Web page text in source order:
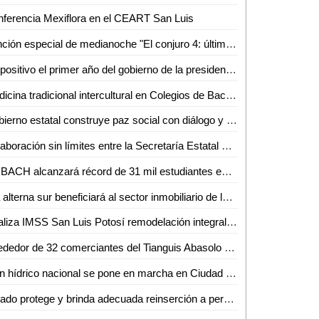
Mexiflora en el CEART San Luis
Función especial de medianoche "El conjuro 4: últimos ritos" en cineteca Alameda
Es positivo el primer año del gobierno de la presidenta Claudia Sheinbaum Pardo: hay estabilidad económica
Medicina tradicional intercultural en Colegios de Bachilleres
Gobierno estatal construye paz social con diálogo y participación ciudadana
Colaboración sin límites entre la Secretaría Estatal de Seguridad y la ONU: Jesús Juárez Hernández
COBACH alcanzará récord de 31 mil estudiantes este ciclo escolar
Vía alterna sur beneficiará al sector inmobiliario de la zona: AMPI
Realiza IMSS San Luis Potosí remodelación integral en unidades médicas de la zona huasteca
Alrededor de 32 comerciantes del Tianguis Abasolo se instalarán en la Hidalgo el 15 de septiembre
Plan hídrico nacional se pone en marcha en Ciudad Valles; buscan sanear río y garantizar agua de calidad
Estado protege y brinda adecuada reinserción a personas adultas mayores